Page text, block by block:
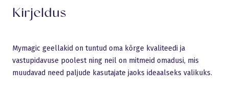
Kirjeldus
Mymagic geellakid on tuntud oma kõrge kvaliteedi ja
vastupidavuse poolest ning neil on mitmeid omadusi, mis
muudavad need paljude kasutajate jaoks ideaalseks valikuks.